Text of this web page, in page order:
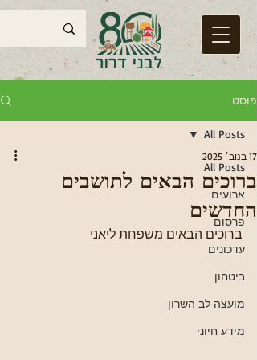
פוסט
All Posts
ארועים
פרסום
עדכונים
ביטחון
מועצה לב השרון
מידע חיוני
All Posts
ברוכים הבאים לתושבים
החדשים
17 בנוב׳ 2025
ברוכים הבאים משפחת ליאני